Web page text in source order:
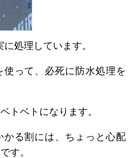
処理しています。
って、必死に防水処理を
トベトになります。
かる割には、ちょっと心配
す。